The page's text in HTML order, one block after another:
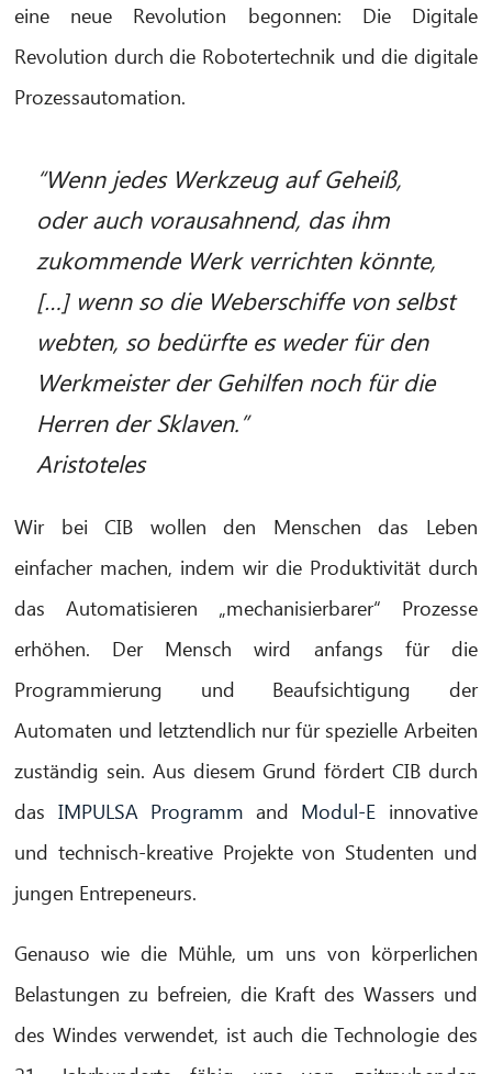
eine neue Revolution begonnen: Die Digitale
Revolution durch die Robotertechnik und die digitale
Prozessautomation.
“Wenn jedes Werkzeug auf Geheiß,
oder auch vorausahnend, das ihm
zukommende Werk verrichten könnte,
[…] wenn so die Weberschiffe von selbst
webten, so bedürfte es weder für den
Werkmeister der Gehilfen noch für die
Herren der Sklaven.”
Aristoteles
Wir bei CIB wollen den Menschen das Leben
einfacher machen, indem wir die Produktivität durch
das Automatisieren „mechanisierbarer“ Prozesse
erhöhen. Der Mensch wird anfangs für die
Programmierung und Beaufsichtigung der
Automaten und letztendlich nur für spezielle Arbeiten
zuständig sein. Aus diesem Grund fördert CIB durch
das IMPULSA Programm and Modul-E innovative
und technisch-kreative Projekte von Studenten und
jungen Entrepeneurs.
Genauso wie die Mühle, um uns von körperlichen
Belastungen zu befreien, die Kraft des Wassers und
des Windes verwendet, ist auch die Technologie des